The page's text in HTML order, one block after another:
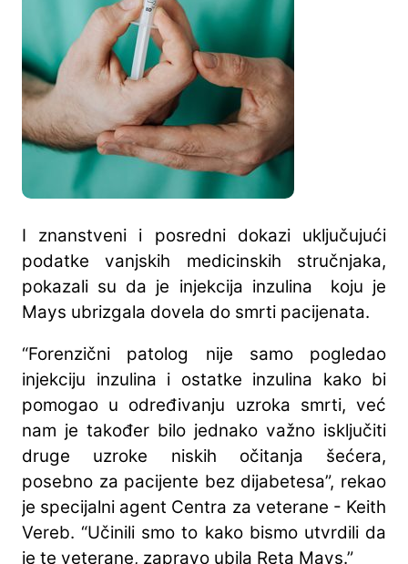
I znanstveni i posredni dokazi uključujući
podatke vanjskih medicinskih stručnjaka,
pokazali su da je injekcija inzulina koju je
Mays ubrizgala dovela do smrti pacijenata.
“Forenzični patolog nije samo pogledao
injekciju inzulina i ostatke inzulina kako bi
pomogao u određivanju uzroka smrti, već
nam je također bilo jednako važno isključiti
druge uzroke niskih očitanja šećera,
posebno za pacijente bez dijabetesa”, rekao
je specijalni agent Centra za veterane - Keith
Vereb. “Učinili smo to kako bismo utvrdili da
je te veterane, zapravo ubila Reta Mays.”